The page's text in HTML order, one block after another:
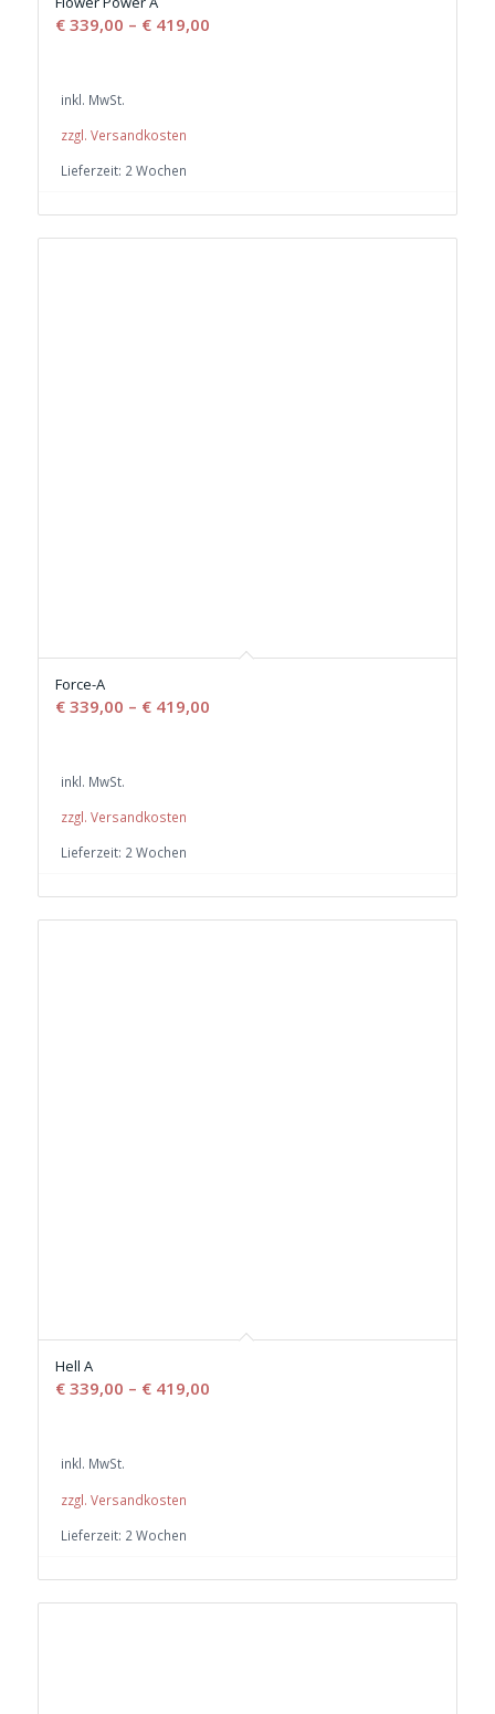
€339,00 – €419,00
inkl. MwSt.
zzgl. Versandkosten
Lieferzeit: 2 Wochen
Force-A
€339,00 – €419,00
inkl. MwSt.
zzgl. Versandkosten
Lieferzeit: 2 Wochen
Hell A
€339,00 – €419,00
inkl. MwSt.
zzgl. Versandkosten
Lieferzeit: 2 Wochen